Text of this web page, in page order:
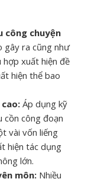
công chuyện
gây ra cũng như
hợp xuất hiện đề
hiện thể bao
Áp dụng kỹ
công đoạn
vài vốn liếng
hiện tác dụng
lớn.
môn: Nhiều